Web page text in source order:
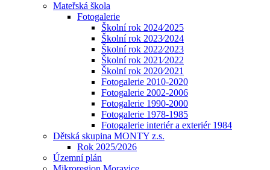
Mateřská škola
Fotogalerie
Školní rok 2024⁄2025
Školní rok 2023⁄2024
Školní rok 2022⁄2023
Školní rok 2021⁄2022
Školní rok 2020⁄2021
Fotogalerie 2010-2020
Fotogalerie 2002-2006
Fotogalerie 1990-2000
Fotogalerie 1978-1985
Fotogalerie interiér a exteriér 1984
Dětská skupina MONTY z.s.
Rok 2025/2026
Územní plán